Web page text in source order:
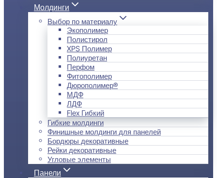
Молдинги
Выбор по материалу
Экополимер
Полистирол
XPS Полимер
Полиуретан
Перфом
Фитополимер
Дюрополимер®
МДФ
ЛДФ
Flex Гибкий
Гибкие молдинги
Финишные молдинги для панелей
Бордюры декоративные
Рейки декоративные
Угловые элементы
Панели